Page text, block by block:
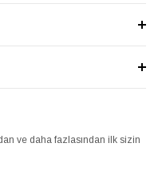
ve daha fazlasından ilk sizin